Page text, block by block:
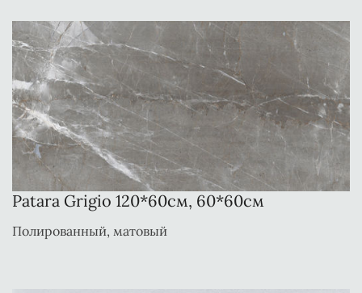
Patara Grigio 120*60см, 60*60см
Полированный, матовый